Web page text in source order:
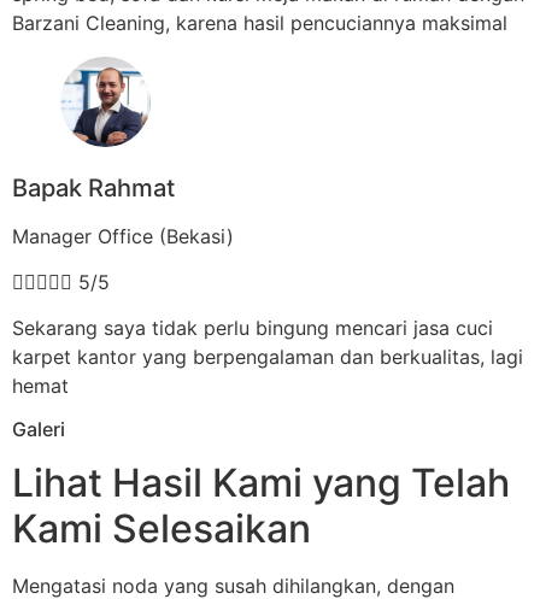
Barzani Cleaning, karena hasil pencuciannya maksimal
Bapak Rahmat
Manager Office (Bekasi)
 5/5
Sekarang saya tidak perlu bingung mencari jasa cuci
karpet kantor yang berpengalaman dan berkualitas, lagi
hemat
Galeri
Lihat Hasil Kami yang Telah
Kami Selesaikan
Mengatasi noda yang susah dihilangkan, dengan